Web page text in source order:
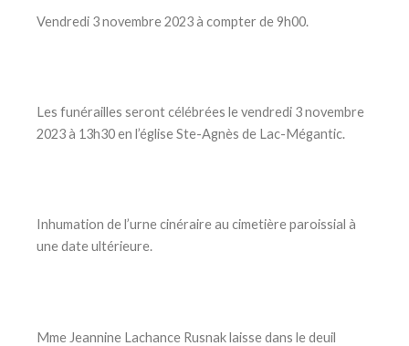
Vendredi 3 novembre 2023 à compter de 9h00.
Les funérailles seront célébrées le vendredi 3 novembre
2023 à 13h30 en l’église Ste-Agnès de Lac-Mégantic.
Inhumation de l’urne cinéraire au cimetière paroissial à
une date ultérieure.
Mme Jeannine Lachance Rusnak laisse dans le deuil